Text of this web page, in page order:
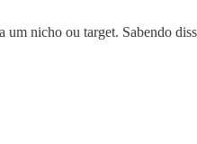
nicho ou target. Sabendo